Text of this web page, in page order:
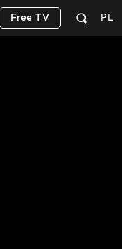
PL
Free TV